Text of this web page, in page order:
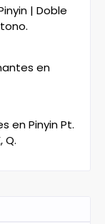
| Doble
en
en Pinyin Pt.
Q.